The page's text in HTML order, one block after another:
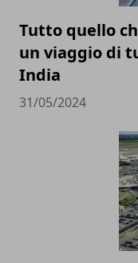
Tutto quello
un viaggio di
India
31/05/2024